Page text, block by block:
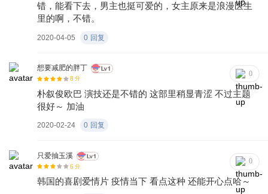
错，能看下去，男主也挺可爱的，女主原来是浪漫医生
里的啊，不错。
2020-04-05 0 回复
想要减肥的胖丁
8 分
0
朴叙俊欧巴 演技还是不错的 这部里稍显青涩 不过主题
很好～ 加油
2020-02-24 0 回复
只爱抽玉溪
6 分
0
韩国的喜剧爱情片 疫情当下 看点这种 还能开心点哈～